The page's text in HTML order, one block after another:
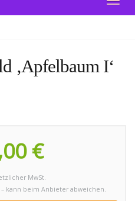
‚Apfelbaum I‘
€
MwSt.
– kann beim Anbieter abweichen.